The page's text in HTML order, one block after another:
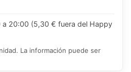
a 20:00 (5,30 € fuera del Happy
La información puede ser